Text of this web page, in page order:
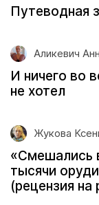
Путеводная
Аликевич
И ничего во
не хотел
Жукова
«Смешались
тысячи
(рецензия